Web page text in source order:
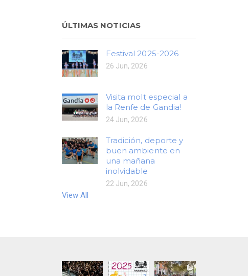
ÚLTIMAS NOTICIAS
Festival 2025-2026
26 Jun, 2026
Visita molt especial a
la Renfe de Gandia!
24 Jun, 2026
Tradición, deporte y
buen ambiente en
una mañana
inolvidable
22 Jun, 2026
View All